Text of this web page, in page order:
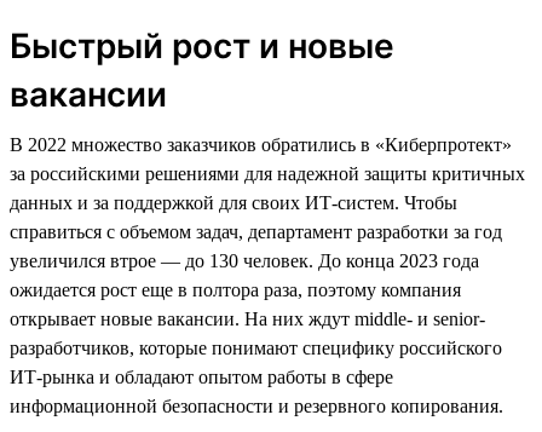
Быстрый рост и новые
вакансии
В 2022 множество заказчиков обратились в «Киберпротект»
за российскими решениями для надежной защиты критичных
данных и за поддержкой для своих ИТ-систем. Чтобы
справиться с объемом задач, департамент разработки за год
увеличился втрое — до 130 человек. До конца 2023 года
ожидается рост еще в полтора раза, поэтому компания
открывает новые вакансии. На них ждут middle- и senior-
разработчиков, которые понимают специфику российского
ИТ-рынка и обладают опытом работы в сфере
информационной безопасности и резервного копирования.